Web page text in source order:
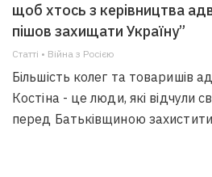
щоб хтось з керівництва
пішов захищати Україну”
Статті • Війна з Росією
Більшість колег та товаришів
Костіна - це люди, які відчули
перед Батьківщиною захистити